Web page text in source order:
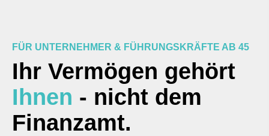
FÜR UNTERNEHMER & FÜHRUNGSKRÄFTE AB 45
Ihr Vermögen gehört
Ihnen - nicht dem
Finanzamt.